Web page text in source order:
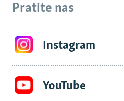
Pratite nas
Instagram
YouTube